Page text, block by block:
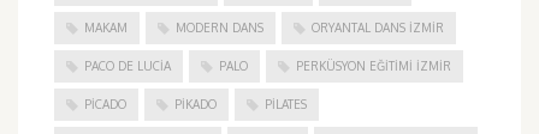
MAKAM MODERN DANS ORYANTAL DANS İZMIR
PACO DE LUCIA PALO PERKÜSYON EĞITIMI İZMIR
PICADO PIKADO PILATES